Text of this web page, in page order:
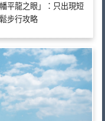
平龍之眼」：只出現短
步行攻略